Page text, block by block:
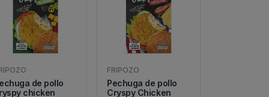
de pollo
chicken
FRIPOZO
Pechuga de pollo
Cryspy Chicken